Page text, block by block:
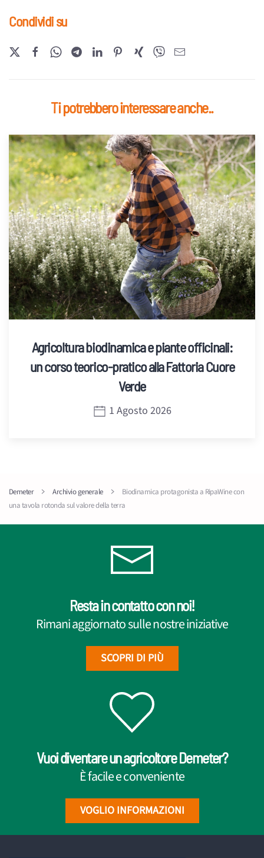
Condividi su
Ti potrebbero interessare anche..
Agricoltura biodinamica e piante officinali:
un corso teorico-pratico alla Fattoria Cuore
Verde
1 Agosto 2026
Demeter Archivio generale
Biodinamica protagonista a RipaWine con
una tavola rotonda sul valore della terra
Resta in contatto con noi!
Rimani aggiornato sulle nostre iniziative
SCOPRI DI PIÙ
Vuoi diventare un agricoltore Demeter?
È facile e conveniente
VOGLIO INFORMAZIONI